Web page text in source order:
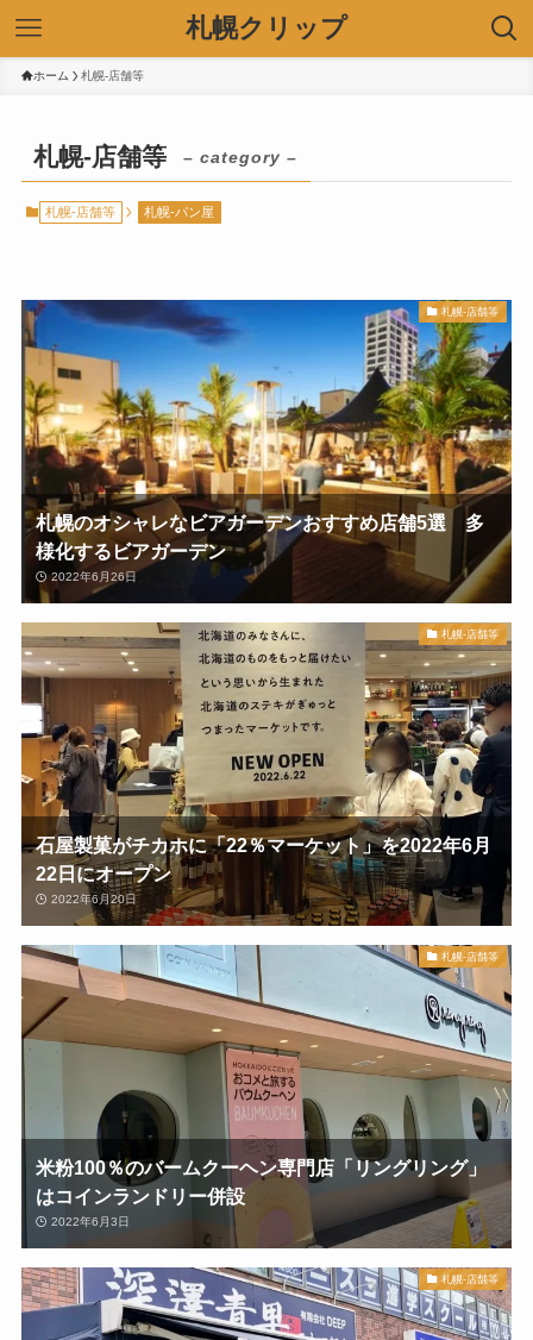
札幌クリップ
ホーム 札幌-店舗等
札幌-店舗等 – category –
札幌-店舗等 札幌-パン屋
札幌-店舗等
札幌のオシャレなビアガーデンおすすめ店舗5選 多
様化するビアガーデン
2022年6月26日
札幌-店舗等
石屋製菓がチカホに「22％マーケット」を2022年6月
22日にオープン
2022年6月20日
札幌-店舗等
米粉100％のバームクーヘン専門店「リングリング」
はコインランドリー併設
2022年6月3日
札幌-店舗等